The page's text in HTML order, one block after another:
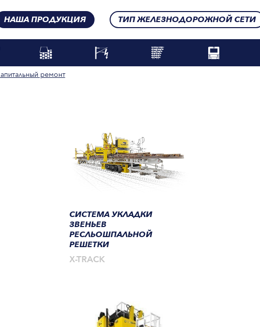
НАША ПРОДУКЦИЯ ТИП ЖЕЛЕЗНОДОРОЖНОЙ СЕТИ
ремонт
СИСТЕМА УКЛАДКИ
ЗВЕНЬЕВ
РЕСЛЬОШПАЛЬНОЙ
РЕШЕТКИ
X-TRACK